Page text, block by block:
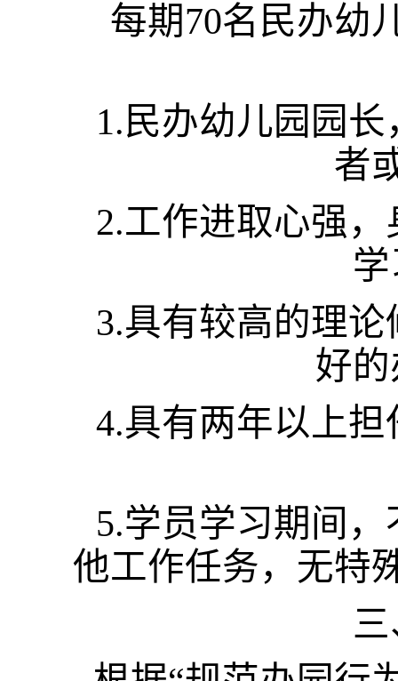
每期70名民办幼
1.民办幼儿园园
者
2.工作进取心强
3.具有较高的理
好
4.具有两年以上
5.学员学习期间
他工作任务，无特